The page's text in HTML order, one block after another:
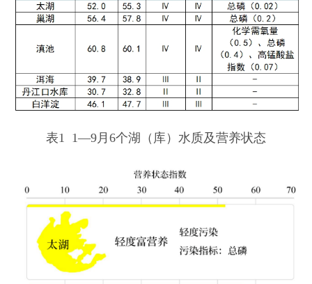
表1 1—9月6个湖（库）水质及营养状态